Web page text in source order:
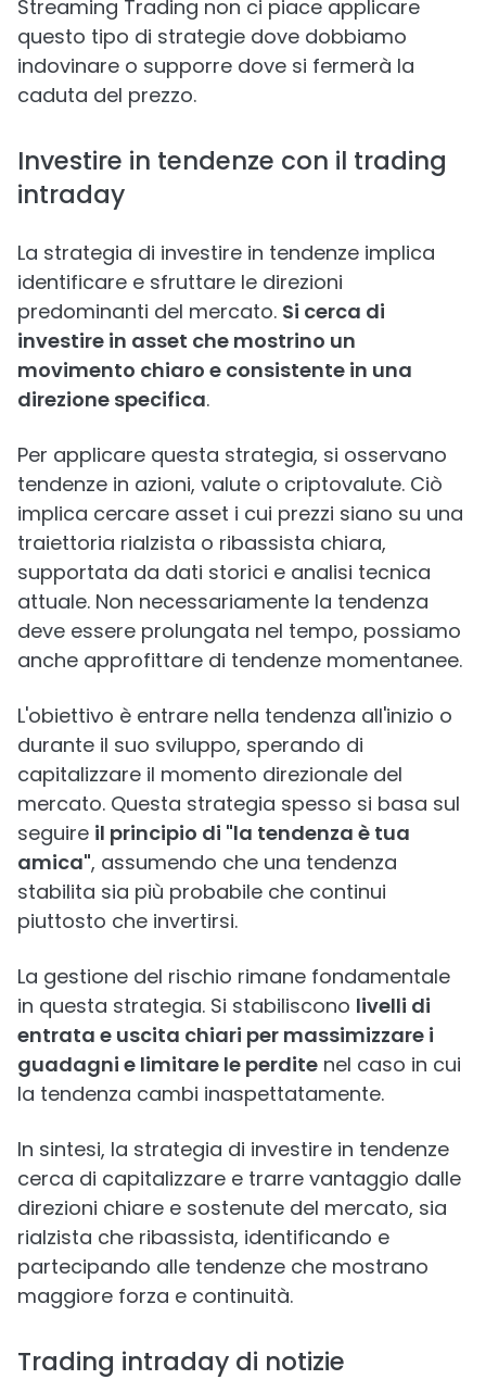
Streaming Trading non ci piace applicare
questo tipo di strategie dove dobbiamo
indovinare o supporre dove si fermerà la
caduta del prezzo.
Investire in tendenze con il trading
intraday
La strategia di investire in tendenze implica
identificare e sfruttare le direzioni
predominanti del mercato. Si cerca di
investire in asset che mostrino un
movimento chiaro e consistente in una
direzione specifica.
Per applicare questa strategia, si osservano
tendenze in azioni, valute o criptovalute. Ciò
implica cercare asset i cui prezzi siano su una
traiettoria rialzista o ribassista chiara,
supportata da dati storici e analisi tecnica
attuale. Non necessariamente la tendenza
deve essere prolungata nel tempo, possiamo
anche approfittare di tendenze momentanee.
L'obiettivo è entrare nella tendenza all'inizio o
durante il suo sviluppo, sperando di
capitalizzare il momento direzionale del
mercato. Questa strategia spesso si basa sul
seguire il principio di "la tendenza è tua
amica", assumendo che una tendenza
stabilita sia più probabile che continui
piuttosto che invertirsi.
La gestione del rischio rimane fondamentale
in questa strategia. Si stabiliscono livelli di
entrata e uscita chiari per massimizzare i
guadagni e limitare le perdite nel caso in cui
la tendenza cambi inaspettatamente.
In sintesi, la strategia di investire in tendenze
cerca di capitalizzare e trarre vantaggio dalle
direzioni chiare e sostenute del mercato, sia
rialzista che ribassista, identificando e
partecipando alle tendenze che mostrano
maggiore forza e continuità.
Trading intraday di notizie